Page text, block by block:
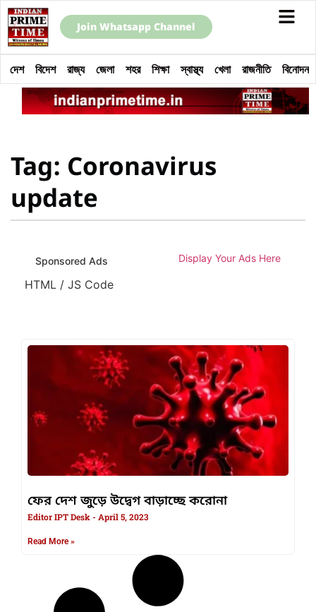
Join Whatsapp Channel
দেশ বিদেশ রাজ্য জেলা শহর শিক্ষা স্বাস্থ্য খেলা রাজনীতি বিনোদন
Tag: Coronavirus
update
Sponsored Ads Display Your Ads Here
HTML / JS Code
ফের দেশ জুড়ে উদ্বেগ বাড়াচ্ছে করোনা
Editor IPT Desk April 5, 2023
Read More »